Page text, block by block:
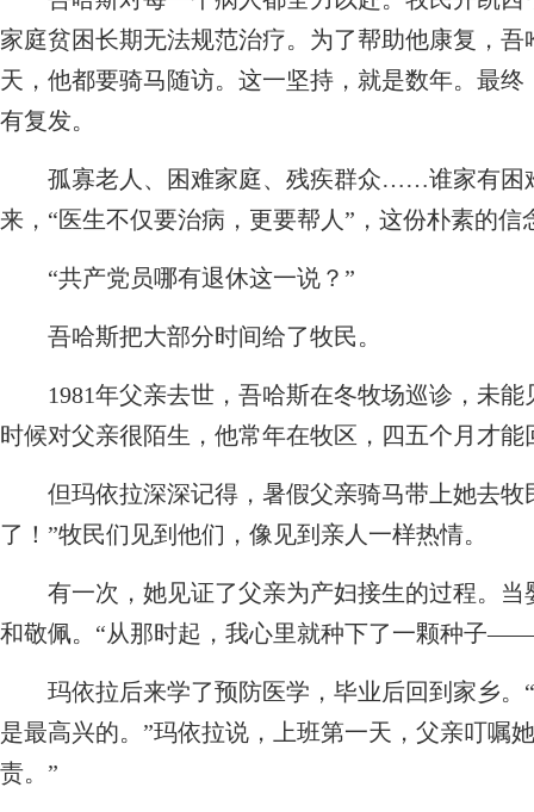
家庭贫困长期无法规范治疗。为了帮助他康复，
天，他都要骑马随访。这一坚持，就是数年。最
有复发。
孤寡老人、困难家庭、残疾群众……谁家有困
来，“医生不仅要治病，更要帮人”，这份朴素的
“共产党员哪有退休这一说？”
吾哈斯把大部分时间给了牧民。
1981年父亲去世，吾哈斯在冬牧场巡诊，未能
时候对父亲很陌生，他常年在牧区，四五个月才能
但玛依拉深深记得，暑假父亲骑马带上她去牧
了！”牧民们见到他们，像见到亲人一样热情。
有一次，她见证了父亲为产妇接生的过程。当
和敬佩。“从那时起，我心里就种下了一颗种子
玛依拉后来学了预防医学，毕业后回到家乡。
是最高兴的。”玛依拉说，上班第一天，父亲叮嘱
责。”